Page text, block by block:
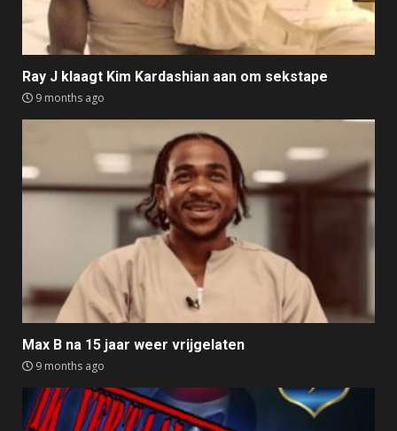
Ray J klaagt Kim Kardashian aan om sekstape
9 months ago
Max B na 15 jaar weer vrijgelaten
9 months ago